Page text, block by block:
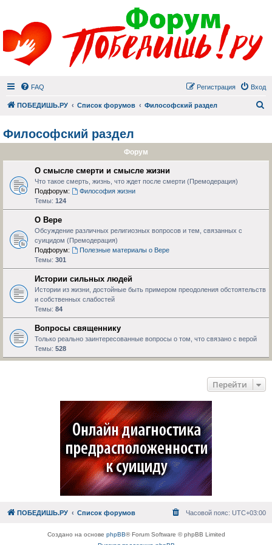
FAQ Вход
Регистрация
ПОБЕДИШЬ.РУ Список форумов Философский раздел
Философский раздел
Форум
О смысле смерти и смысле жизни
Что такое смерть, жизнь, что ждет после смерти (Премодерация)
Подфорум:
Философия жизни
Темы: 124
О Вере
Обсуждение различных религиозных вопросов и тем, связанных с
суицидом (Премодерация)
Подфорум:
Полезные материалы о Вере
Темы: 301
Истории сильных людей
Истории из жизни, достойные быть примером преодоления обстоятельств
и собственных слабостей
Темы: 84
Вопросы священнику
Только реально заинтересованные вопросы о том, что связано с верой
Темы: 528
Перейти
ПОБЕДИШЬ.РУ Список форумов Часовой пояс: UTC+03:00
Создано на основе phpBB® Forum Software © phpBB Limited